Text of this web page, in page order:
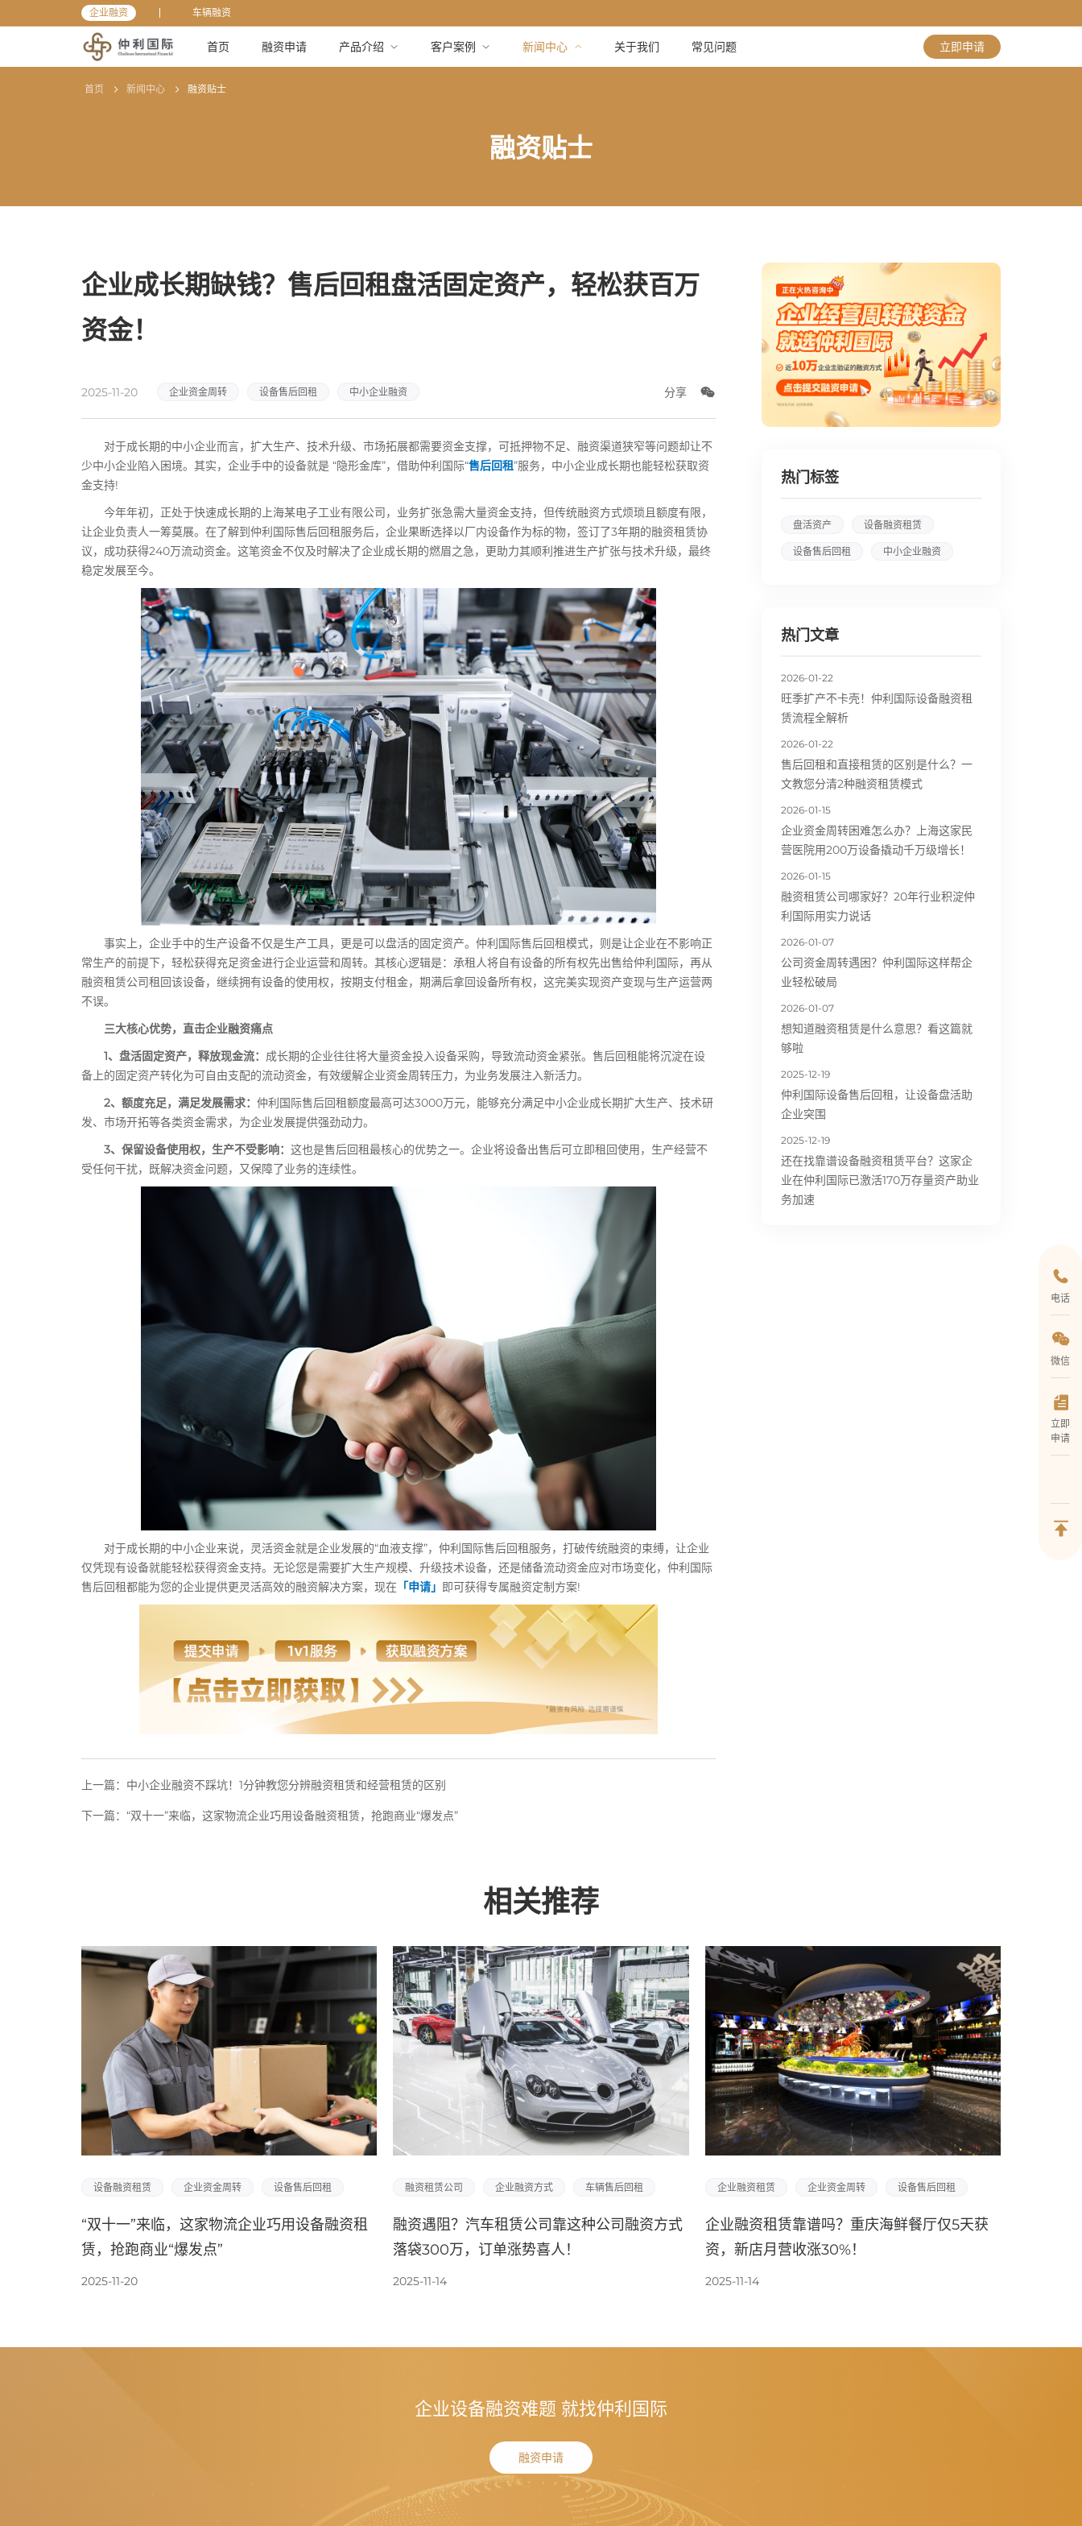
企业融资 车辆融资
首页 融资申请 产品介绍 客户案例 新闻中心 关于我们 常见问题 立即申请
融资贴士
首页 新闻中心 融资贴士
企业成长期缺钱？售后回租盘活固定资产，轻松获百万
资金！
2025-11-20 企业资金周转 设备售后回租 中小企业融资 分享
对于成长期的中小企业而言，扩大生产、技术升级、市场拓展都需要资金支撑，可抵押物不足、融资渠道狭窄等问题却让不
少中小企业陷入困境。其实，企业手中的设备就是 “隐形金库”，借助仲利国际“售后回租”服务，中小企业成长期也能轻松获取资
金支持!
今年年初，正处于快速成长期的上海某电子工业有限公司，业务扩张急需大量资金支持，但传统融资方式烦琐且额度有限，
让企业负责人一筹莫展。在了解到仲利国际售后回租服务后，企业果断选择以厂内设备作为标的物，签订了3年期的融资租赁协
议，成功获得240万流动资金。这笔资金不仅及时解决了企业成长期的燃眉之急，更助力其顺利推进生产扩张与技术升级，最终
稳定发展至今。
事实上，企业手中的生产设备不仅是生产工具，更是可以盘活的固定资产。仲利国际售后回租模式，则是让企业在不影响正
常生产的前提下，轻松获得充足资金进行企业运营和周转。其核心逻辑是：承租人将自有设备的所有权先出售给仲利国际，再从
融资租赁公司租回该设备，继续拥有设备的使用权，按期支付租金，期满后拿回设备所有权，这完美实现资产变现与生产运营两
不误。
三大核心优势，直击企业融资痛点
1、盘活固定资产，释放现金流： 成长期的企业往往将大量资金投入设备采购，导致流动资金紧张。售后回租能将沉淀在设
备上的固定资产转化为可自由支配的流动资金，有效缓解企业资金周转压力，为业务发展注入新活力。
2、额度充足，满足发展需求： 仲利国际售后回租额度最高可达3000万元，能够充分满足中小企业成长期扩大生产、技术研
发、市场开拓等各类资金需求，为企业发展提供强劲动力。
3、保留设备使用权，生产不受影响： 这也是售后回租最核心的优势之一。企业将设备出售后可立即租回使用，生产经营不
受任何干扰，既解决资金问题，又保障了业务的连续性。
对于成长期的中小企业来说，灵活资金就是企业发展的“血液支撑”，仲利国际售后回租服务，打破传统融资的束缚，让企业
仅凭现有设备就能轻松获得资金支持。无论您是需要扩大生产规模、升级技术设备，还是储备流动资金应对市场变化，仲利国际
售后回租都能为您的企业提供更灵活高效的融资解决方案，现在 「申请」 即可获得专属融资定制方案!
上一篇： 中小企业融资不踩坑！1分钟教您分辨融资租赁和经营租赁的区别
下一篇： “双十一”来临，这家物流企业巧用设备融资租赁，抢跑商业“爆发点”
热门标签
盘活资产 设备融资租赁
设备售后回租 中小企业融资
热门文章
2026-01-22
旺季扩产不卡壳！仲利国际设备融资租
赁流程全解析
2026-01-22
售后回租和直接租赁的区别是什么？一
文教您分清2种融资租赁模式
2026-01-15
企业资金周转困难怎么办？上海这家民
营医院用200万设备撬动千万级增长！
2026-01-15
融资租赁公司哪家好？20年行业积淀仲
利国际用实力说话
2026-01-07
公司资金周转遇困？仲利国际这样帮企
业轻松破局
2026-01-07
想知道融资租赁是什么意思？看这篇就
够啦
2025-12-19
仲利国际设备售后回租，让设备盘活助
企业突围
2025-12-19
还在找靠谱设备融资租赁平台？这家企
业在仲利国际已激活170万存量资产助业
务加速
相关推荐
设备融资租赁 企业资金周转 设备售后回租
“双十一”来临，这家物流企业巧用设备融资租
赁，抢跑商业“爆发点”
2025-11-20
融资租赁公司 企业融资方式 车辆售后回租
融资遇阻？汽车租赁公司靠这种公司融资方式
落袋300万，订单涨势喜人！
2025-11-14
企业融资租赁 企业资金周转 设备售后回租
企业融资租赁靠谱吗？重庆海鲜餐厅仅5天获
资，新店月营收涨30%！
2025-11-14
企业设备融资难题 就找仲利国际
融资申请
电话
微信
立即
申请